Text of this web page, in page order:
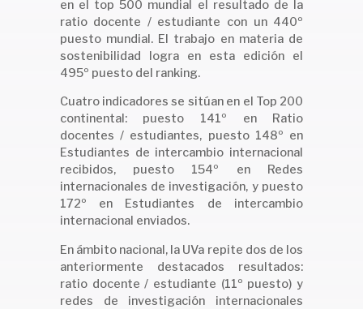
en el top 500 mundial el resultado de la
ratio docente / estudiante con un 440º
puesto mundial. El trabajo en materia de
sostenibilidad logra en esta edición el
495º puesto del ranking.
Cuatro indicadores se sitúan en el Top 200
continental: puesto 141º en Ratio
docentes / estudiantes, puesto 148º en
Estudiantes de intercambio internacional
recibidos, puesto 154º en Redes
internacionales de investigación, y puesto
172º en Estudiantes de intercambio
internacional enviados.
En ámbito nacional, la UVa repite dos de los
anteriormente destacados resultados:
ratio docente / estudiante (11º puesto) y
redes de investigación internacionales